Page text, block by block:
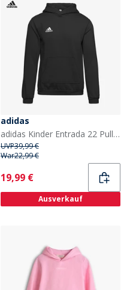
adidas
adidas Kinder Entrada 22 Pullover Hoodie Schwarz
UVP39,99 €
War22,99 €
Current
19,99 €
Ausverkauf